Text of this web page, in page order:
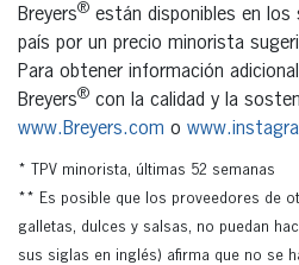
Breyers® están disponibles en los
país por un precio minorista
Para obtener información
Breyers® con la calidad y la
www.Breyers.com o
* TPV minorista, últimas 52 semanas
** Es posible que los proveedores de
galletas, dulces y salsas, no puedan
sus siglas en inglés) afirma que no se